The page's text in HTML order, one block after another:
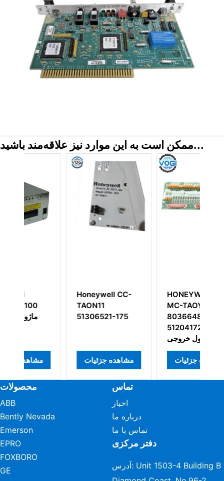
ممکن است به این موارد نیز علاقه‌مند باشید...
Honeywell CC-
51306521-175
مشاهده جزئیات
HONEYWELL
MC-TAOY22
80366481-175
51204172-175
ماژول خروجی
آنالوگ
مشاهده جزئیات
محصولات
ABB
Bently Nevada
Emerson
EPRO
FOXBORO
GE
تماس
اخبار
درباره ما
تماس با ما
دفتر مرکزی
آدرس: Unit 1503-4 Building B